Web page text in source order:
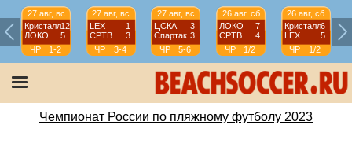
27 авг, вс
Кристалл12
ЛОКО
5
ЧР
1-2
27 авг, вс
LEX
1
СРТВ
3
ЧР
3-4
27 авг, вс
ЦСКА
3
Спартак 3
ЧР
5-6
26 авг, сб
ЛОКО
7
СРТВ
4
ЧР
1/2
26 авг, сб
Кристалл6
LEX
5
ЧР
1/2
Чемпионат России по пляжному футболу 2023